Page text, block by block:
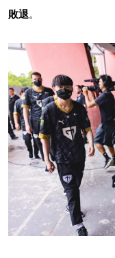
敗退。